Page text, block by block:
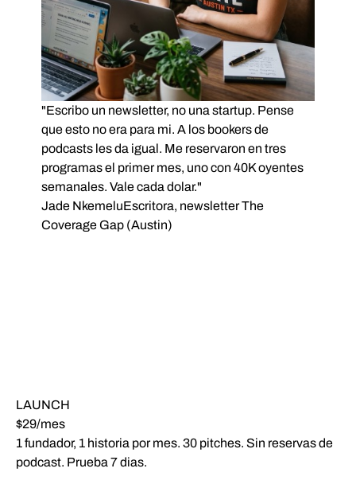
"Escribo un newsletter, no una startup. Pense
que esto no era para mi. A los bookers de
podcasts les da igual. Me reservaron en tres
programas el primer mes, uno con 40K oyentes
semanales. Vale cada dolar."
Jade NkemeluEscritora, newsletter The
Coverage Gap (Austin)
LAUNCH
$29/mes
1 fundador, 1 historia por mes. 30 pitches. Sin reservas de
podcast. Prueba 7 dias.